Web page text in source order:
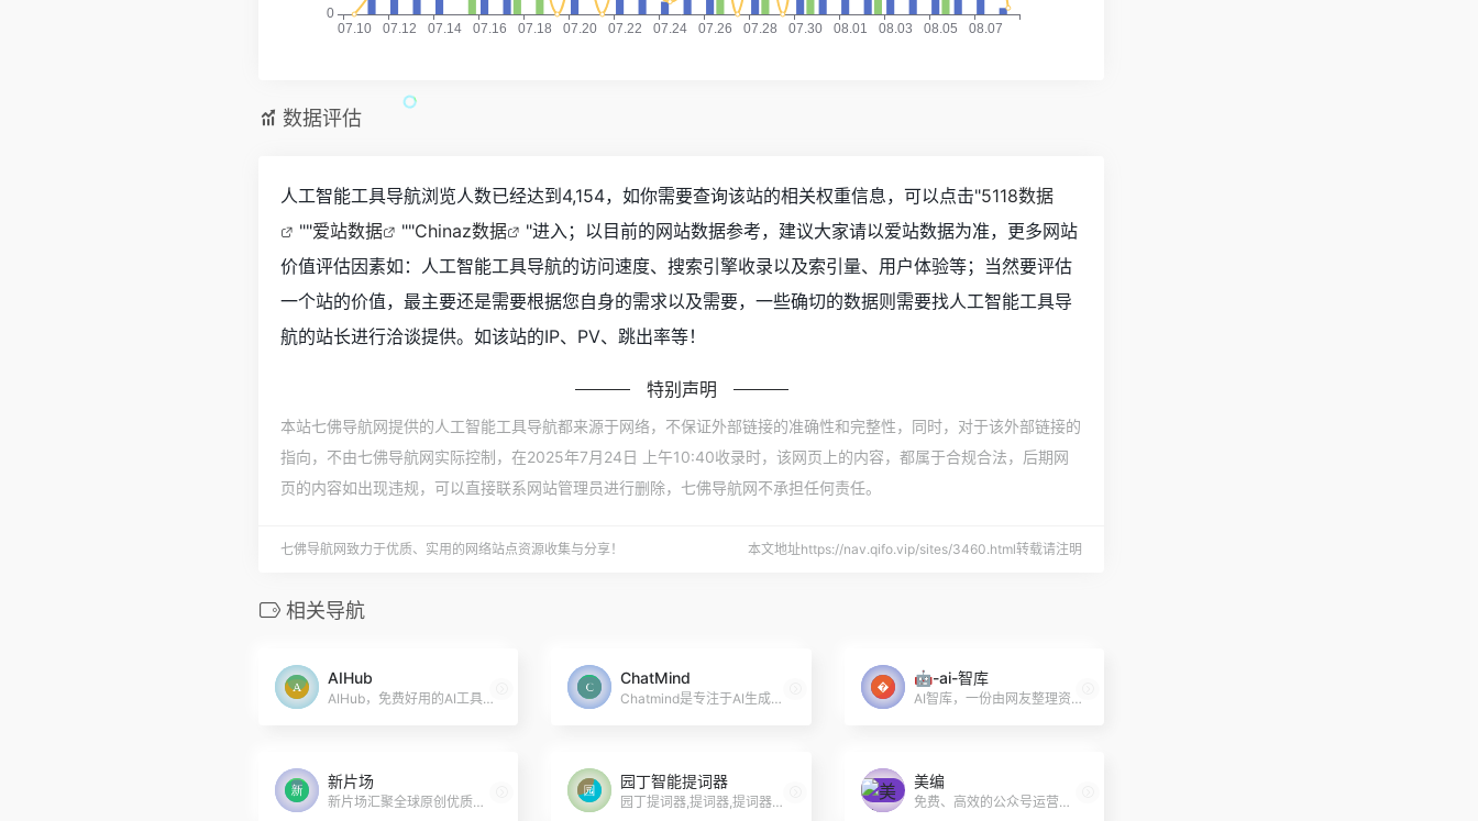
数据评估
人工智能工具导航浏览人数已经达到4,154，如你需要查询该站的相关权重信息，可以点击"5118数据
""爱站数据 ""Chinaz数据
"进入；以目前的网站数据参考，建议大家请以爱站数据为准，更多网站
价值评估因素如：人工智能工具导航的访问速度、搜索引擎收录以及索引量、用户体验等；当然要评估
一个站的价值，最主要还是需要根据您自身的需求以及需要，一些确切的数据则需要找人工智能工具导
航的站长进行洽谈提供。如该站的IP、PV、跳出率等！
特别声明
本站七佛导航网提供的人工智能工具导航都来源于网络，不保证外部链接的准确性和完整性，同时，对于该外部链接的
指向，不由七佛导航网实际控制，在2025年7月24日 上午10:40收录时，该网页上的内容，都属于合规合法，后期网
页的内容如出现违规，可以直接联系网站管理员进行删除，七佛导航网不承担任何责任。
七佛导航网致力于优质、实用的网络站点资源收集与分享！ 本文地址https://nav.qifo.vip/sites/3460.html转载请注明
相关导航
AIHub
AIHub，免费好用的AI工具箱。专注于全球优质AI产品、教程和资源分享。我们希望通过努力，让更多人了解人工智能，用好人工智能。
ChatMind
Chatmind是专注于AI生成思维导图的效率工具, 旨在为用户提供最优质的智能化思维导图方案。
🤖-ai-智库
AI智库，一份由网友整理资料和笔记的制作而成的飞书文档，专注于AI实践分享的知识库。
新片场
新片场汇聚全球原创优质视频及创作人，提供4K、无广告、无水印视频观看，专业的视频艺术学习教程，正版视觉素材交易等，与百万创作人一起成长。
园丁智能提词器
园丁提词器,提词器,提词器软件,电脑提词器,ai提词器,电脑提词器软件,在线提词器,免费提词器
美编
免费、高效的公众号运营工具，支持多账号管理、编辑增强、一键排版、找素材和消息回复